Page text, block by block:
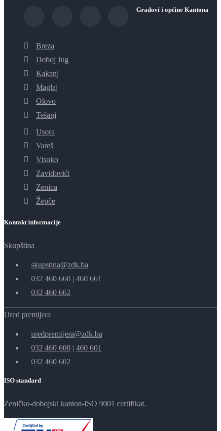
Gradovi i općine Kantona
Breza
Doboj Jug
Kakanj
Maglaj
Olovo
Tešanj
Usora
Vareš
Visoko
Zavidovići
Zenica
Žepče
Kontakt informacije
Skupština
skupstina@zdk.ba
032 460 660 | 460 661
032 460 662
Ured premijera
uredpremijera@zdk.ba
032 460 600 | 460 601
032 460 602
ISO standard
Zeničko-dobojski kanton-ISO 9001 certifikat.